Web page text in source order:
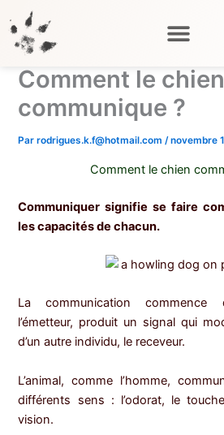
au
contenu
Comment le chien
communique ?
Parrodrigues.k.f@hotmail.com/novembre
Comment le chien
Communiquer signifie se faire
les capacités de chacun.
La communication commence
l’émetteur, produit un signal qui
d’un autre individu, le receveur.
L’animal, comme l’homme,
différents sens : l’odorat, le
vision.